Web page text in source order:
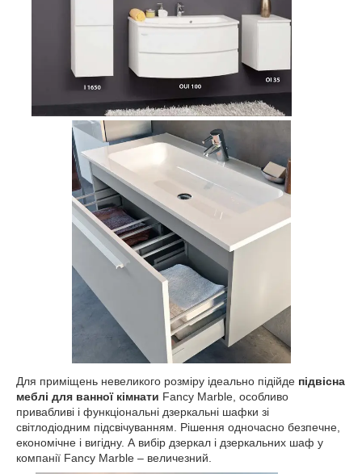
Для приміщень невеликого розміру ідеально підійде підвісна
меблі для ванної кімнати Fancy Marble, особливо
привабливі і функціональні дзеркальні шафки зі
світлодіодним підсвічуванням. Рішення одночасно безпечне,
економічне і вигідну. А вибір дзеркал і дзеркальних шаф у
компанії Fancy Marble – величезний.